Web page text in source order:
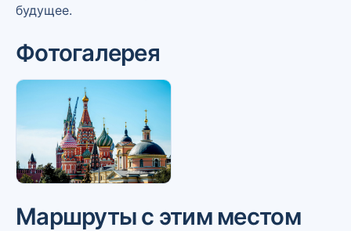
будущее.
Фотогалерея
Маршруты с этим местом